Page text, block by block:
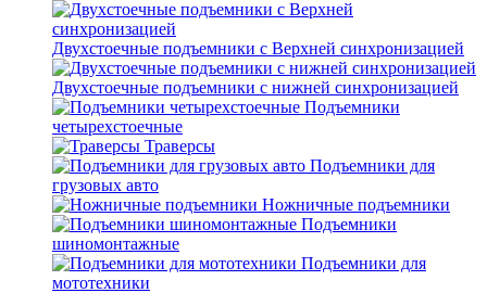
Двухстоечные подъемники с Верхней синхронизацией
Двухстоечные подъемники с нижней синхронизацией
Подъемники
четырехстоечные
Траверсы
Подъемники для
грузовых авто
Ножничные подъемники
Подъемники
шиномонтажные
Подъемники для
мототехники